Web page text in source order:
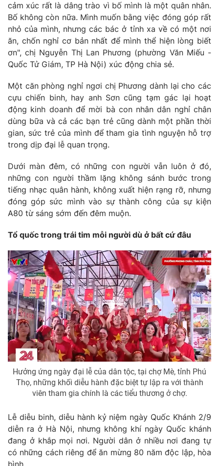
Liên hệ tòa soạn English
Theo dõi báo trên
Cơ quan chủ quản: Đài Truyền hình Việt Nam
Cơ quan báo chí:Thời báo VTV
cấp ngày 29/12/2023
Tổng Biên tập:Vũ Thanh Thủy
Phó Tổng Biên tập:
Nguyễn Thị Mỹ Hạnh, Phạm Quốc Thắng,
Nguyễn Trọng Ninh
Tổng đài VTV:
024.38 355 931 - 024.38 355 932
Ðiện thoại Thời báo VTV:024.66 897 897
Liên hệ quảng cáo:024-7300.7108
® Cấm sao chép dưới mọi hình thức nếu không có sự chấp
thông tin từ website này.
cảm xúc rất là dâng trào vì bố mình là một quân nhân.
Bố không còn nữa. Mình muốn bằng việc đóng góp rất
nhỏ của mình, nhưng các bác ở tỉnh xa về có một nơi
ăn, chốn nghỉ cơ bản nhất để mình thể hiện lòng biết
ơn", chị Nguyễn Thị Lan Phương (phường Văn Miếu -
Quốc Tử Giám, TP Hà Nội) xúc động chia sẻ.
Một căn phòng nghỉ ngơi chị Phương dành lại cho các
cựu chiến binh, hay anh Sơn cũng tạm gác lại hoạt
động kinh doanh để mời bà con nhân dân nghỉ chân
dùng bữa và cả các bạn trẻ cũng dành một phần thời
gian, sức trẻ của mình để tham gia tình nguyện hỗ trợ
trong dịp đại lễ quan trọng.
Dưới màn đêm, có những con người vẫn luôn ở đó,
những con người thầm lặng không sánh bước trong
tiếng nhạc quân hành, không xuất hiện rạng rỡ, nhưng
đóng góp sức mình vào sự thành công của sự kiện
A80 từ sáng sớm đến đêm muộn.
Tổ quốc trong trái tim mỗi người dù ở bất cứ đâu
Hưởng ứng ngày đại lễ của dân tộc, tại chợ Mè, tỉnh Phú
Thọ, những khối diễu hành đặc biệt tự lập ra với thành
viên tham gia chính là các tiểu thương ở chợ.
Lễ diễu binh, diễu hành kỷ niệm ngày Quốc Khánh 2/9
diễn ra ở Hà Nội, nhưng không khí ngày Quốc khánh
đang ở khắp mọi nơi. Người dân ở nhiều nơi đang tự
có những cách riêng để ăn mừng 80 năm độc lập, hòa
bình.